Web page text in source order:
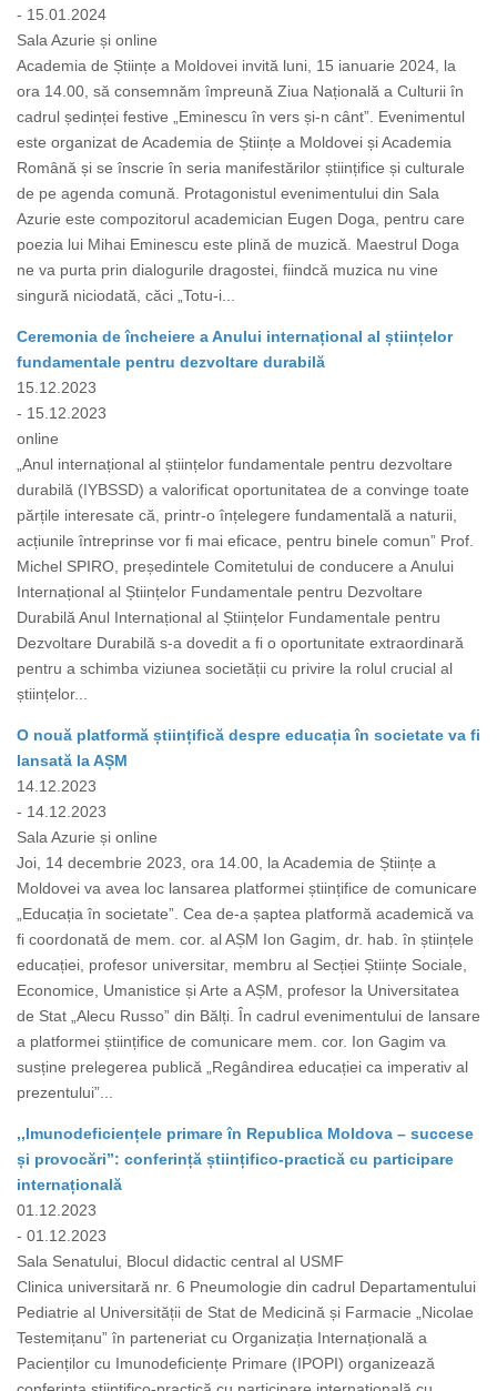
- 15.01.2024
Sala Azurie și online
Academia de Științe a Moldovei invită luni, 15 ianuarie 2024, la
ora 14.00, să consemnăm împreună Ziua Națională a Culturii în
cadrul ședinței festive „Eminescu în vers și-n cânt”. Evenimentul
este organizat de Academia de Științe a Moldovei și Academia
Română și se înscrie în seria manifestărilor științifice și culturale
de pe agenda comună. Protagonistul evenimentului din Sala
Azurie este compozitorul academician Eugen Doga, pentru care
poezia lui Mihai Eminescu este plină de muzică. Maestrul Doga
ne va purta prin dialogurile dragostei, fiindcă muzica nu vine
singură niciodată, căci „Totu-i...
Ceremonia de încheiere a Anului internațional al științelor
fundamentale pentru dezvoltare durabilă
15.12.2023
- 15.12.2023
online
„Anul internațional al științelor fundamentale pentru dezvoltare
durabilă (IYBSSD) a valorificat oportunitatea de a convinge toate
părțile interesate că, printr-o înțelegere fundamentală a naturii,
acțiunile întreprinse vor fi mai eficace, pentru binele comun” Prof.
Michel SPIRO, președintele Comitetului de conducere a Anului
Internațional al Științelor Fundamentale pentru Dezvoltare
Durabilă Anul Internațional al Științelor Fundamentale pentru
Dezvoltare Durabilă s-a dovedit a fi o oportunitate extraordinară
pentru a schimba viziunea societății cu privire la rolul crucial al
științelor...
O nouă platformă științifică despre educația în societate va fi
lansată la AȘM
14.12.2023
- 14.12.2023
Sala Azurie și online
Joi, 14 decembrie 2023, ora 14.00, la Academia de Științe a
Moldovei va avea loc lansarea platformei științifice de comunicare
„Educația în societate”. Cea de-a șaptea platformă academică va
fi coordonată de mem. cor. al AȘM Ion Gagim, dr. hab. în științele
educației, profesor universitar, membru al Secției Științe Sociale,
Economice, Umanistice și Arte a AȘM, profesor la Universitatea
de Stat „Alecu Russo” din Bălți. În cadrul evenimentului de lansare
a platformei științifice de comunicare mem. cor. Ion Gagim va
susține prelegerea publică „Regândirea educației ca imperativ al
prezentului”...
,,Imunodeficiențele primare în Republica Moldova – succese
și provocări”: conferință științifico-practică cu participare
internațională
01.12.2023
- 01.12.2023
Sala Senatului, Blocul didactic central al USMF
Clinica universitară nr. 6 Pneumologie din cadrul Departamentului
Pediatrie al Universității de Stat de Medicină și Farmacie „Nicolae
Testemițanu” în parteneriat cu Organizația Internațională a
Pacienților cu Imunodeficiențe Primare (IPOPI) organizează